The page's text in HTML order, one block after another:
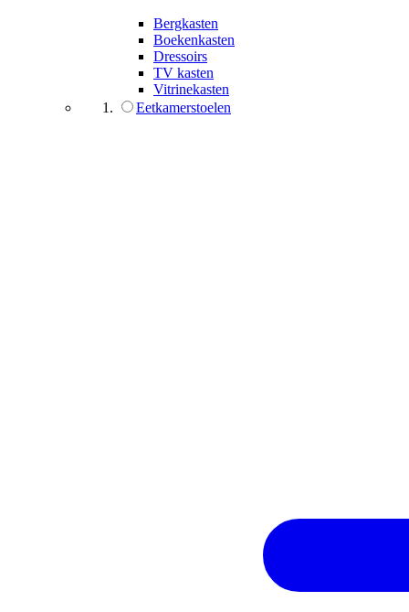
Bergkasten
Boekenkasten
Dressoirs
TV kasten
Vitrinekasten
Eetkamerstoelen